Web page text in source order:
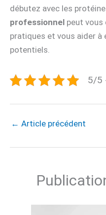
débutez avec les
professionnel peut vous
pratiques et vous aider à
potentiels.
5/5
← Article précédent